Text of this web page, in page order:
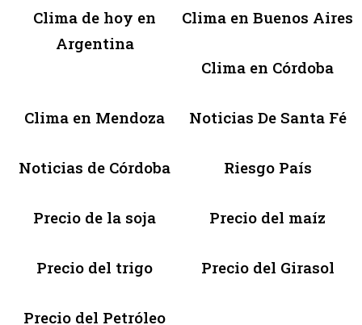
Clima de hoy en
Argentina
Clima en Buenos Aires
Clima en Córdoba
Clima en Mendoza Noticias De Santa Fé
Noticias de Córdoba Riesgo País
Precio de la soja Precio del maíz
Precio del trigo Precio del Girasol
Precio del Petróleo